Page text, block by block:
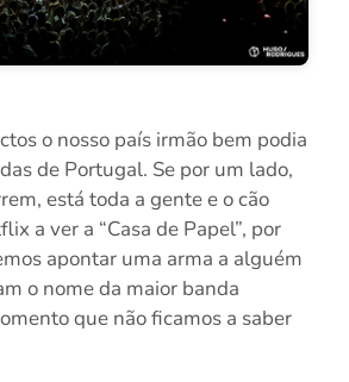
o nosso país irmão bem podia
de Portugal. Se por um lado,
está toda a gente e o cão
a ver a “Casa de Papel”, por
apontar uma arma a alguém
o nome da maior banda
que não ficamos a saber